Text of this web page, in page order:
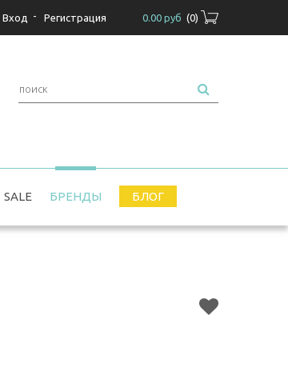
0.00 руб (0)
Вход - Регистрация
SALE БРЕНДЫ БЛОГ